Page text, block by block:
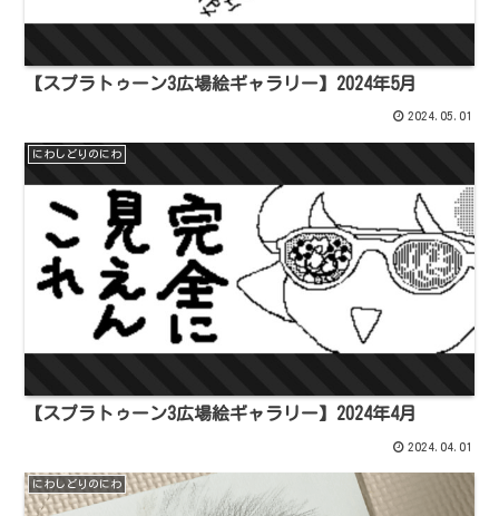
【スプラトゥーン3広場絵ギャラリー】2024年5月
2024.05.01
にわしどりのにわ
【スプラトゥーン3広場絵ギャラリー】2024年4月
2024.04.01
にわしどりのにわ